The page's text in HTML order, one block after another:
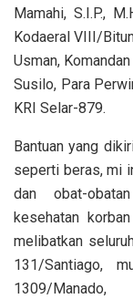
Mamahi, S.I.P.,
Kodaeral VIII/
Usman,
Susilo, Para
KRI Selar-879.
Bantuan yang
seperti beras, mi
dan obat-
kesehatan
melibatkan
131/Santiago,
1309/